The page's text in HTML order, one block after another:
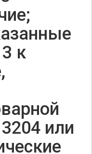
к
или